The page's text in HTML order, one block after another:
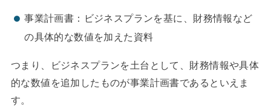
事業計画書：ビジネスプランを基に、財務情報など
の具体的な数値を加えた資料
つまり、ビジネスプランを土台として、財務情報や具体
的な数値を追加したものが事業計画書であるといえま
す。